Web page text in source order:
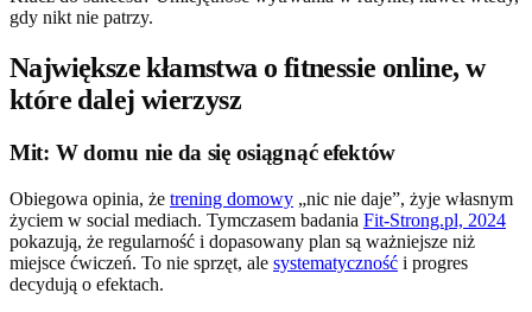
gdy nikt nie patrzy.
Największe kłamstwa o fitnessie online, w
które dalej wierzysz
Mit: W domu nie da się osiągnąć efektów
Obiegowa opinia, że trening domowy „nic nie daje”, żyje własnym
życiem w social mediach. Tymczasem badania Fit-Strong.pl, 2024
pokazują, że regularność i dopasowany plan są ważniejsze niż
miejsce ćwiczeń. To nie sprzęt, ale systematyczność i progres
decydują o efektach.